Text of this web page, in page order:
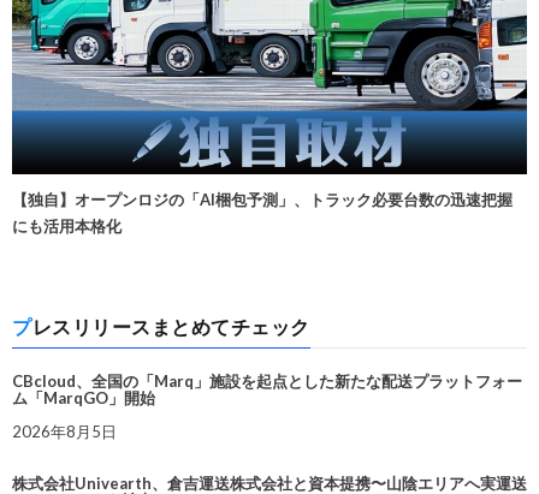
【独自】オープンロジの「AI梱包予測」、トラック必要台数の迅速把握
にも活用本格化
プレスリリースまとめてチェック
CBcloud、全国の「Marq」施設を起点とした新たな配送プラットフォー
ム「MarqGO」開始
2026年8月5日
株式会社Univearth、倉吉運送株式会社と資本提携〜山陰エリアへ実運送